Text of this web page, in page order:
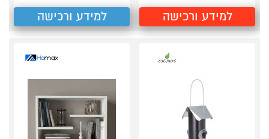
למידע ורכישה למידע ורכישה